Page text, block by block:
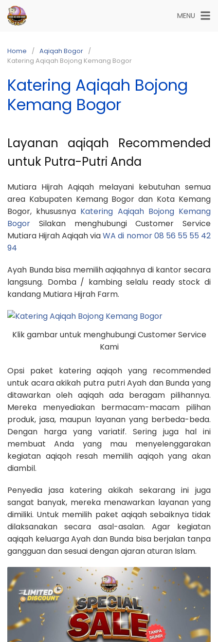
Skip
to
MENU
Home
Aqiqah Bogor
Katering Aqiqah Bojong Kemang Bogor
Katering Aqiqah Bojong
Kemang Bogor
Layanan aqiqah Recommended
untuk Putra-Putri Anda
Mutiara Hijrah Aqiqah melayani kebutuhan semua
area Kabupaten Kemang Bogor dan Kota Kemang
Bogor, khususnya Katering Aqiqah Bojong Kemang
Bogor Silakan menghubungi Customer Service
Mutiara Hijrah Aqiqah viaWA di nomor 08 56 55 55 42
94
Ayah Bunda bisa memilih aqiqahnya di kantor secara
langsung. Domba / kambing selalu ready stock di
kandang Mutiara Hijrah Farm.
Klik gambar untuk menghubungi Customer Service
Kami
Opsi paket katering aqiqoh yang recommended
untuk acara akikah putra putri Ayah dan Bunda yang
ditawarkan oleh aqiqah ada beragam pilihannya.
Mereka menyediakan bermacam-macam pilihan
produk, jasa, maupun layanan yang berbeda-beda.
Dengan harga yang variatif. Sering juga hal ini
membuat Anda yang mau menyelenggarakan
kegiatan aqiqoh resah memilih aqiqoh yang akan
diambil.
Penyedia jasa katering akikah sekarang ini juga
sangat banyak, mereka menawarkan layanan yang
dimiliki. Untuk memilih paket aqiqah sebaiknya tidak
dilaksanakan secara asal-asalan. Agar kegiatan
aqiqah keluarga Ayah dan Bunda bisa berjalan tanpa
gangguan dan sesuai dengan ajaran aturan Islam.